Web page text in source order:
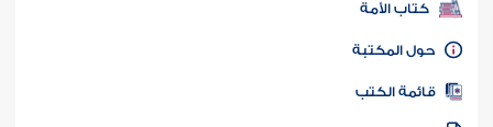
كتاب الأمة
المكتبة